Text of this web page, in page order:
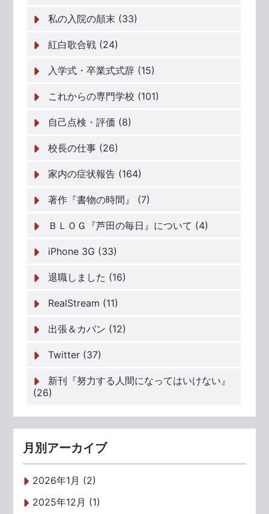
私の入院の顛末 (33)
紅白歌合戦 (24)
入学式・卒業式式辞 (15)
これからの専門学校 (101)
自己点検・評価 (8)
校長の仕事 (26)
家内の症状報告 (164)
著作『書物の時間』 (7)
ＢＬＯＧ『芦田の毎日』について (4)
iPhone 3G (33)
退職しました (16)
RealStream (11)
出張＆カバン (12)
Twitter (37)
新刊『努力する人間になってはいけない』
(26)
月別アーカイブ
2026年1月 (2)
2025年12月 (1)